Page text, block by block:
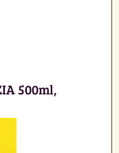
500ml,